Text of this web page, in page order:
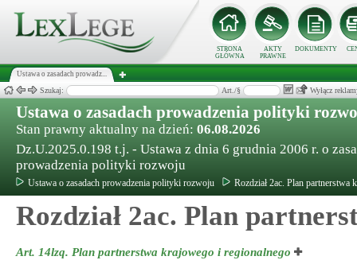
STRONA
GŁÓWNA
AKTY
PRAWNE
DOKUMENTY
Ustawa o zasadach prowadz...
Szukaj: Art./§ Wyłącz
Ustawa o zasadach prowadzenia polityki
Stan prawny aktualny na dzień: 06.08.2026
Dz.U.2025.0.198 t.j. - Ustawa z dnia 6 grudnia 2006 r. o
prowadzenia polityki rozwoju
Ustawa o zasadach prowadzenia polityki rozwoju Rozdział 2ac. Plan partnerstwa
Rozdział 2ac. Plan
Art. 14lzq. Plan partnerstwa krajowego i regionalnego